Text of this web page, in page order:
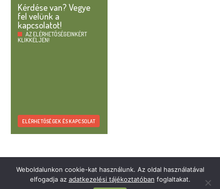
Kérdése van? Vegye
fel velünk a
kapcsolatot!
AZ ELÉRHETŐSÉGEINKÉRT
KLIKKELJEN!
ELÉRHETŐSÉGEK ÉS KAPCSOLAT
© 2026 Elastic 2000 Kft. · All rights reserved ·Adatvédelem és felhasználási feltételek
Weboldalunkon cookie-kat használunk. Az oldal használatával
elfogadja az adatkezelési tájékoztatóban foglaltakat.